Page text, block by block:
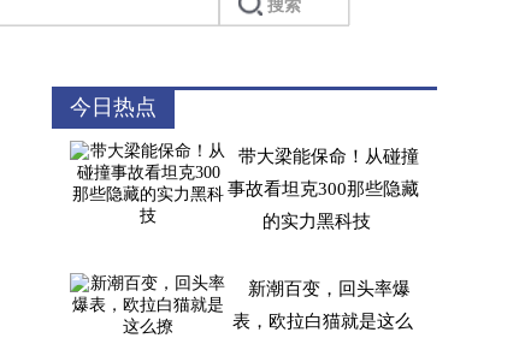
今日热点
带大梁能保命！从碰撞
事故看坦克300那些隐藏
的实力黑科技
新潮百变，回头率爆
表，欧拉白猫就是这么